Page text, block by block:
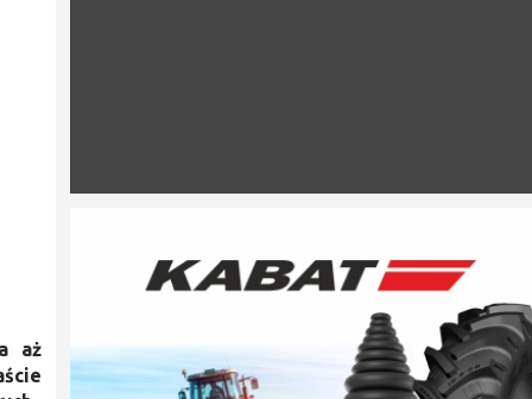
aż